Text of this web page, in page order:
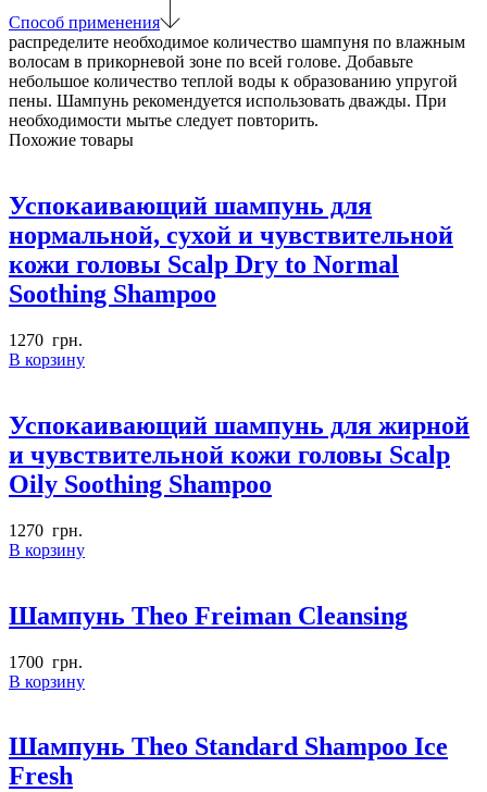
Способ применения
распределите необходимое количество шампуня по влажным
волосам в прикорневой зоне по всей голове. Добавьте
небольшое количество теплой воды к образованию упругой
пены. Шампунь рекомендуется использовать дважды. При
необходимости мытье следует повторить.
Похожие товары
Успокаивающий шампунь для
нормальной, сухой и чувствительной
кожи головы Scalp Dry to Normal
Soothing Shampoo
1270 грн.
В корзину
Успокаивающий шампунь для жирной
и чувствительной кожи головы Scalp
Oily Soothing Shampoo
1270 грн.
В корзину
Шампунь Theo Freiman Cleansing
1700 грн.
В корзину
Шампунь Theo Standard Shampoo Ice
Fresh